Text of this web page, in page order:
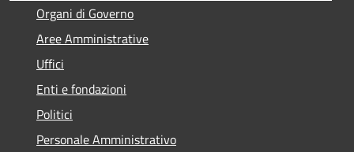
Organi di Governo
Aree Amministrative
Uffici
Enti e fondazioni
Politici
Personale Amministrativo